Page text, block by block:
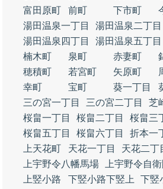
富田原町
前町 下市町
湯田温泉一丁目
湯田温泉二丁目
湯田温泉四丁目
湯田温泉五丁目
楠木町
泉町 赤妻町
穂積町
若宮町 矢原町
幸町
宝町 葵一丁目
三の宮一丁目
三の宮二丁目
芝
桜畠一丁目
桜畠二丁目 桜畠三
桜畠五丁目
桜畠六丁目 折本一
上天花町
天花一丁目 天花二丁
上宇野令八幡馬場
上宇野令自
上竪小路
下竪小路下竪上
下竪